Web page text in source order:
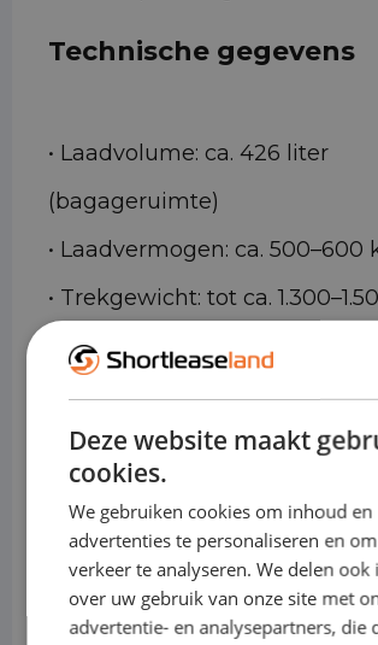
Technische gegevens
• Laadvolume: ca. 426 liter
(bagageruimte)
• Laadvermogen: ca. 500–600
• Trekgewicht: tot ca.
(uitvoeringsafhankelijk)
• Motoren (benzine): 1.0 T-GDi
T-GDi 140 pk
• Motoren (diesel): 1.6 CRDi 115
• Elektrisch: n.v.t.
• Transmissie: handgeschakeld
automaat
Deze website maakt
cookies.
We gebruiken cookies om inhoud en
advertenties te personaliseren en
verkeer te analyseren. We delen
over uw gebruik van onze site met
advertentie- en analysepartners, die